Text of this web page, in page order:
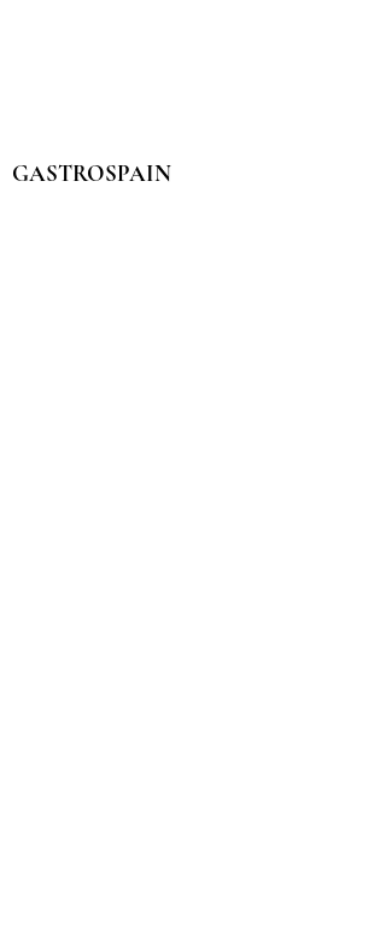
GASTROSPAIN